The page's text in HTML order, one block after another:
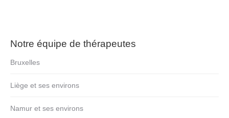
Notre équipe de thérapeutes
Bruxelles
Liège et ses environs
Namur et ses environs